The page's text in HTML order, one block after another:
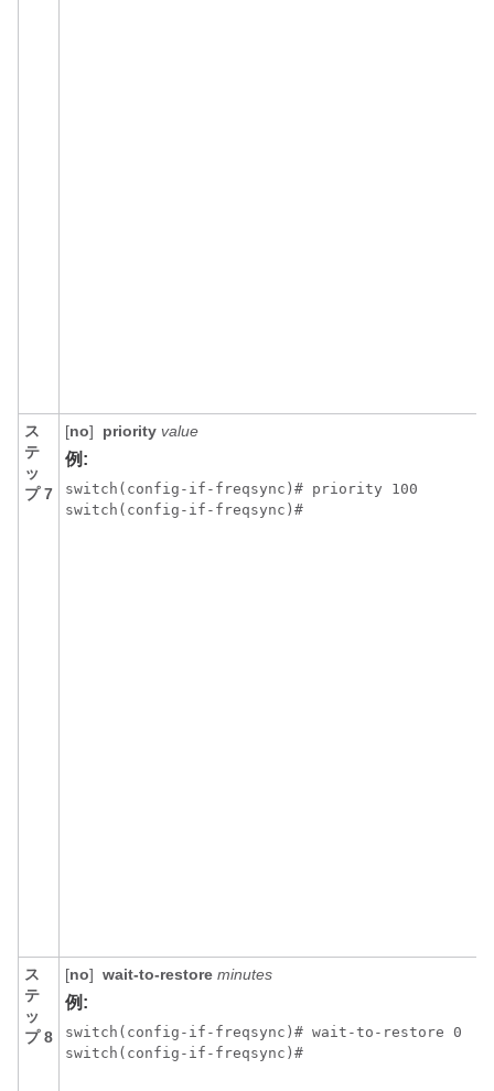
ス
テ
ッ
プ 7
[no] priority value
例:
switch(config-if-freqsync)# priority 100
ス
テ
ッ
プ 8
[no] wait-to-restore minutes
例:
switch(config-if-freqsync)# wait-to-restore 0